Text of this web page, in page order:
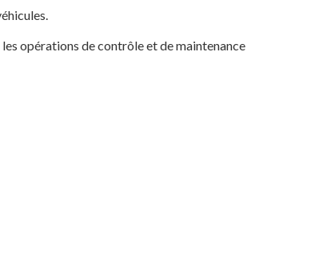
opérations de contrôle et de maintenance